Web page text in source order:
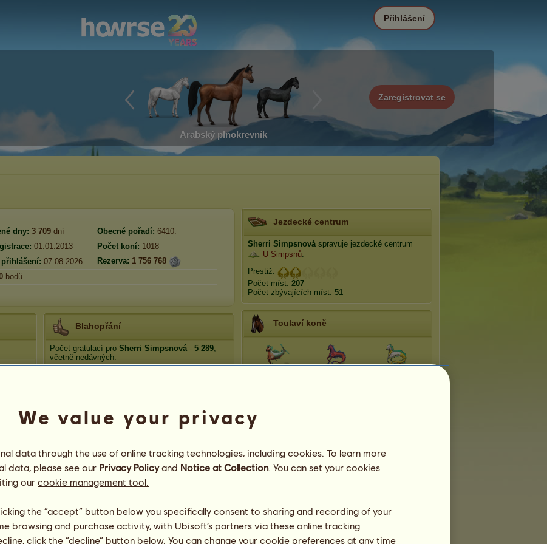
Arabský plnokrevník
Zaregistrovat se
Přihlášení
dny: 3 709 dní Obecné pořadí: 6410.
01.01.2013 Počet koní: 1018
07.08.2026 Rezerva: 1 756 768
bodů
Blahopřání
Počet gratulací pro Sherri Simpsnová - 5 289,
včetně nedávných:
TheElli
před 3 dny
Jezdecké centrum
Sherri Simpsnová spravuje jezdecké centrum
U Simpsnů.
Prestiž:
Počet míst: 207
Počet zbývajících míst: 51
Toulaví koně
Phoenico Epimon
We value your privacy
data through the use of online tracking technologies, including cookies. To learn more
data, please see our Privacy Policyand Notice at Collection. You can set your cookies
our cookie management tool.
the “accept” button below you specifically consent to sharing and recording of your
browsing and purchase activity, with Ubisoft’s partners via these online tracking
click the “decline” button below. You can change your cookie preferences at any time